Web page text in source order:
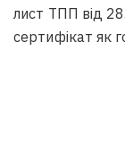
лист ТПП від
сертифікат як